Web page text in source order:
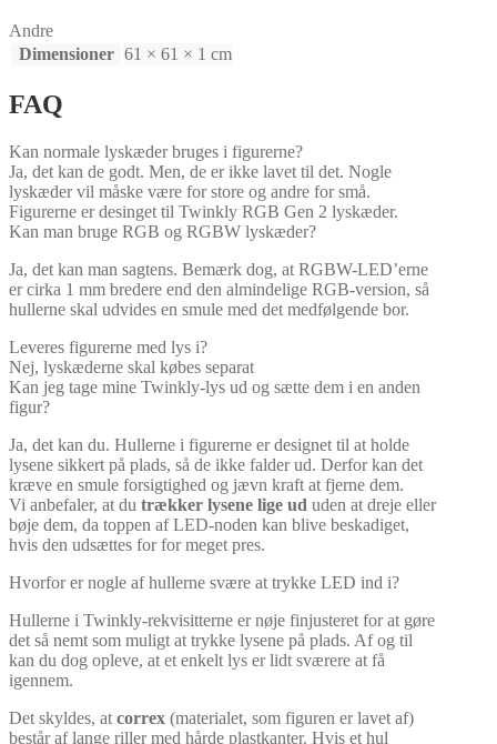
Andre
Dimensioner 61 × 61 × 1 cm
FAQ
Kan normale lyskæder bruges i figurerne?
Ja, det kan de godt. Men, de er ikke lavet til det. Nogle
lyskæder vil måske være for store og andre for små.
Figurerne er desinget til Twinkly RGB Gen 2 lyskæder.
Kan man bruge RGB og RGBW lyskæder?
Ja, det kan man sagtens. Bemærk dog, at RGBW-LED’erne
er cirka 1 mm bredere end den almindelige RGB-version, så
hullerne skal udvides en smule med det medfølgende bor.
Leveres figurerne med lys i?
Nej, lyskæderne skal købes separat
Kan jeg tage mine Twinkly-lys ud og sætte dem i en anden
figur?
Ja, det kan du. Hullerne i figurerne er designet til at holde
lysene sikkert på plads, så de ikke falder ud. Derfor kan det
kræve en smule forsigtighed og jævn kraft at fjerne dem.
Vi anbefaler, at du trækker lysene lige ud uden at dreje eller
bøje dem, da toppen af LED-noden kan blive beskadiget,
hvis den udsættes for for meget pres.
Hvorfor er nogle af hullerne svære at trykke LED ind i?
Hullerne i Twinkly-rekvisitterne er nøje finjusteret for at gøre
det så nemt som muligt at trykke lysene på plads. Af og til
kan du dog opleve, at et enkelt lys er lidt sværere at få
igennem.
Det skyldes, at correx (materialet, som figuren er lavet af)
består af lange riller med hårde plastkanter. Hvis et hul